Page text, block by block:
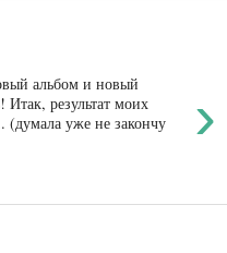
›
альбом и новый
Итак, результат моих
(думала уже не закончу